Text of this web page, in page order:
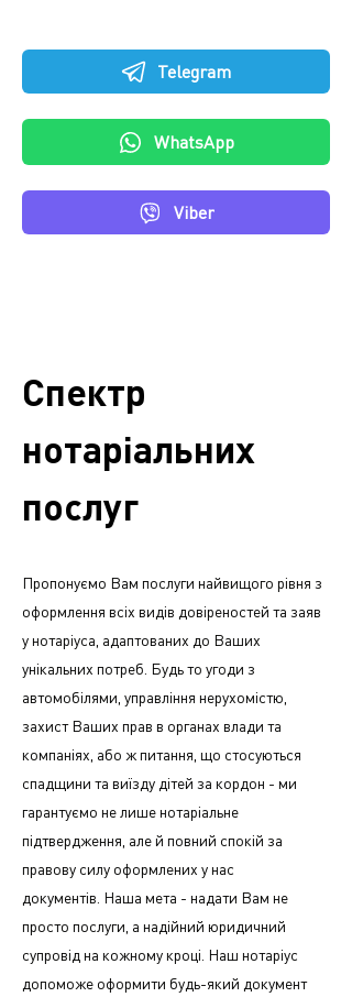
Telegram
WhatsApp
Viber
Спектр
нотаріальних
послуг
Пропонуємо Вам послуги найвищого рівня з
оформлення всіх видів довіреностей та заяв
у нотаріуса, адаптованих до Ваших
унікальних потреб. Будь то угоди з
автомобілями, управління нерухомістю,
захист Ваших прав в органах влади та
компаніях, або ж питання, що стосуються
спадщини та виїзду дітей за кордон - ми
гарантуємо не лише нотаріальне
підтвердження, але й повний спокій за
правову силу оформлених у нас
документів. Наша мета - надати Вам не
просто послуги, а надійний юридичний
супровід на кожному кроці. Наш нотаріус
допоможе оформити будь-який документ